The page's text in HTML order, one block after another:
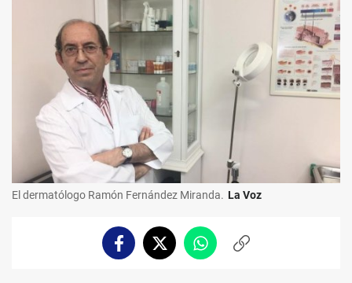
El dermatólogo Ramón Fernández Miranda. La Voz
FacebookTwitterWhatsappCopiar